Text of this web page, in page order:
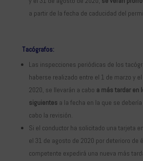
a partir de la fecha de caducidad del
Tacógrafos:
Las inspecciones periódicas de los
haberse realizado entre el 1 de marzo y
2020, se llevarán a cabo a más tardar en
siguientes a la fecha en la que se
cabo la revisión.
Si el conductor ha solicitado una tarjeta
el 31 de agosto de 2020 por deterioro de
competente expedirá una nueva más